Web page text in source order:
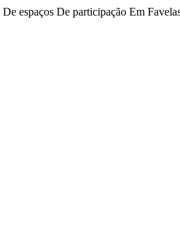
espaços De participação Em